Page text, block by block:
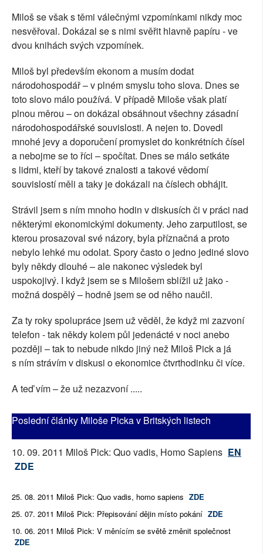
Miloš se však s těmi válečnými vzpomínkami nikdy moc
nesvěřoval. Dokázal se s nimi svěřit hlavně papíru - ve
dvou knihách svých vzpomínek.
Miloš byl především ekonom a musím dodat
národohospodář – v plném smyslu toho slova. Dnes se
toto slovo málo používá. V případě Miloše však platí
plnou měrou – on dokázal obsáhnout všechny zásadní
národohospodářské souvislosti. A nejen to. Dovedl
mnohé jevy a doporučení promyslet do konkrétních čísel
a nebojme se to říci – spočítat. Dnes se málo setkáte
s lidmi, kteří by takové znalosti a takové vědomí
souvislostí měli a taky je dokázali na číslech obhájit.
Strávil jsem s ním mnoho hodin v diskusích či v práci nad
některými ekonomickými dokumenty. Jeho zarputilost, se
kterou prosazoval své názory, byla příznačná a proto
nebylo lehké mu odolat. Spory často o jedno jediné slovo
byly někdy dlouhé – ale nakonec výsledek byl
uspokojivý. I když jsem se s Milošem sblížil už jako -
možná dospělý – hodně jsem se od něho naučil.
Za ty roky spolupráce jsem už věděl, že když mi zazvoní
telefon - tak někdy kolem půl jedenácté v noci anebo
později – tak to nebude nikdo jiný než Miloš Pick a já
s ním strávím v diskusi o ekonomice čtvrthodinku či více.
A teď vím – že už nezazvoní .....
Poslední články Miloše Picka v Britských listech
10. 09. 2011 Miloš Pick: Quo vadis, Homo Sapiens EN
ZDE
25. 08. 2011 Miloš Pick: Quo vadis, homo sapiens ZDE
25. 07. 2011 Miloš Pick: Přepisování dějin místo pokání ZDE
10. 06. 2011 Miloš Pick: V měnícím se světě změnit společnost
ZDE